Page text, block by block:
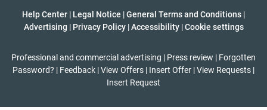
Help Center | Legal Notice |General Terms and Conditions |
Advertising | Privacy Policy | Accessibility | Cookie settings
Professional and commercial advertising | Press review | Forgotten
Password? | Feedback |View Offers | Insert Offer |View Requests |
Insert Request